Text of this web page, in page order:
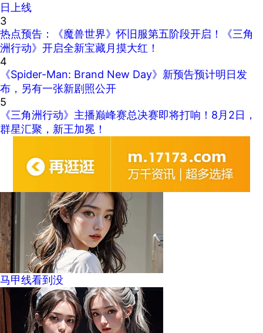
日上线
3
热点预告：《魔兽世界》怀旧服第五阶段开启！《三角
洲行动》开启全新宝藏月摸大红！
4
《Spider-Man: Brand New Day》新预告预计明日发
布，另有一张新剧照公开
5
《三角洲行动》主播巅峰赛总决赛即将打响！8月2日，
群星汇聚，新王加冕！
马甲线看到没